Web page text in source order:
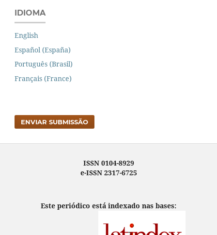
IDIOMA
English
Español (España)
Português (Brasil)
Français (France)
ENVIAR SUBMISSÃO
ISSN 0104-8929
e-ISSN 2317-6725
Este periódico está indexado nas bases: